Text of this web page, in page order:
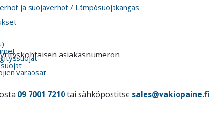
ja suojaverhot / Lämpösuojakangas
varaosat
asiakasnumeron.
09 7001 7210tai sähköpostitse sales@vakiopaine.fi